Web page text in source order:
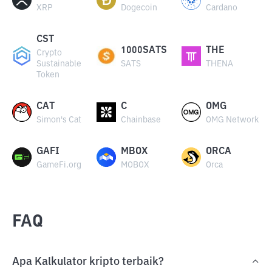
XRP Dogecoin Cardano
CST
Crypto
Sustainable
Token
1000SATS
SATS
THE
THENA
CAT
Simon's Cat
C
Chainbase
OMG
OMG Network
GAFI
GameFi.org
MBOX
MOBOX
ORCA
Orca
FAQ
Apa Kalkulator kripto terbaik?